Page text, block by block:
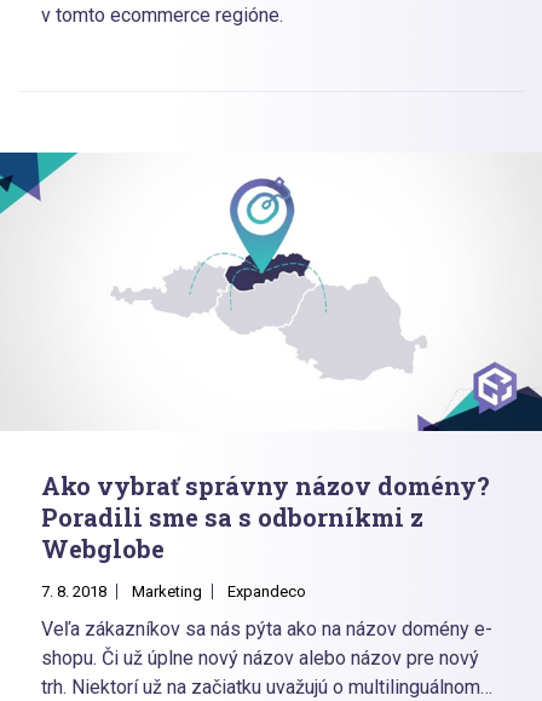
v tomto ecommerce regióne.
Ako vybrať správny názov domény?
Poradili sme sa s odborníkmi z
Webglobe
7. 8. 2018 Marketing Expandeco
Veľa zákazníkov sa nás pýta ako na názov domény e-
shopu. Či už úplne nový názov alebo názov pre nový
trh. Niektorí už na začiatku uvažujú o multilinguálnom